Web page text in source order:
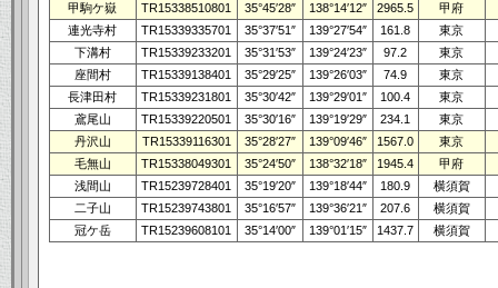
甲駒ケ嶽
TR15338510801 35°45′28″ 138°14′12″ 2965.5
甲府
連光寺村
TR15339335701 35°37′51″ 139°27′54″ 161.8
東京
下溝村
TR15339233201 35°31′53″ 139°24′23″ 97.2
東京
座間村
TR15339138401 35°29′25″ 139°26′03″ 74.9
東京
長津田村
TR15339231801 35°30′42″ 139°29′01″ 100.4
東京
鳶尾山
TR15339220501 35°30′16″ 139°19′29″ 234.1
東京
丹沢山
TR15339116301 35°28′27″ 139°09′46″ 1567.0
東京
毛無山
TR15338049301 35°24′50″ 138°32′18″ 1945.4
甲府
浅間山
TR15239728401 35°19′20″ 139°18′44″ 180.9
横須賀
二子山
TR15239743801 35°16′57″ 139°36′21″ 207.6
横須賀
冠ケ岳
TR15239608101 35°14′00″ 139°01′15″ 1437.7 横須賀